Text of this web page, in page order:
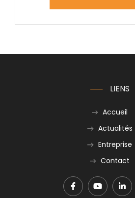
LIENS
Accueil
Actualités
Entreprise
Contact